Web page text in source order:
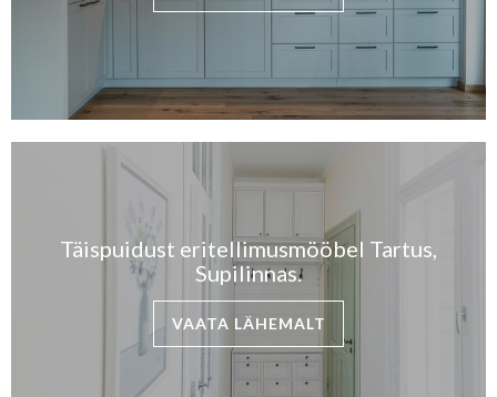
Täispuidust eritellimusmööbel Tartus,
Supilinnas.
VAATA LÄHEMALT